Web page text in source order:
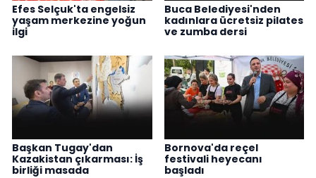
Efes Selçuk'ta engelsiz
yaşam merkezine yoğun
ilgi
Buca Belediyesi'nden
kadınlara ücretsiz pilates
ve zumba dersi
Başkan Tugay'dan
Kazakistan çıkarması: İş
birliği masada
Bornova'da reçel
festivali heyecanı
başladı